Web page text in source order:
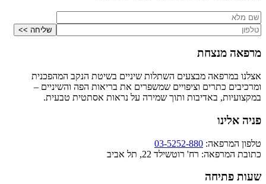
מרפאה מנצחת
אצלנו במרפאה מבצעים השתלות שיניים בשיטת הנקב המהפכנית
ומרכיבים כתרים וציפויים שמשפרים את בריאות הפה והשיניים –
במקצועיות, באדיבות ותוך שמירה על נראות אסתטית טבעית.
פניה אלינו
טלפון המרפאה: 03-5252-880
כתובת המרפאה: רח' רוטשילד 22, תל אביב
שעות פתיחה